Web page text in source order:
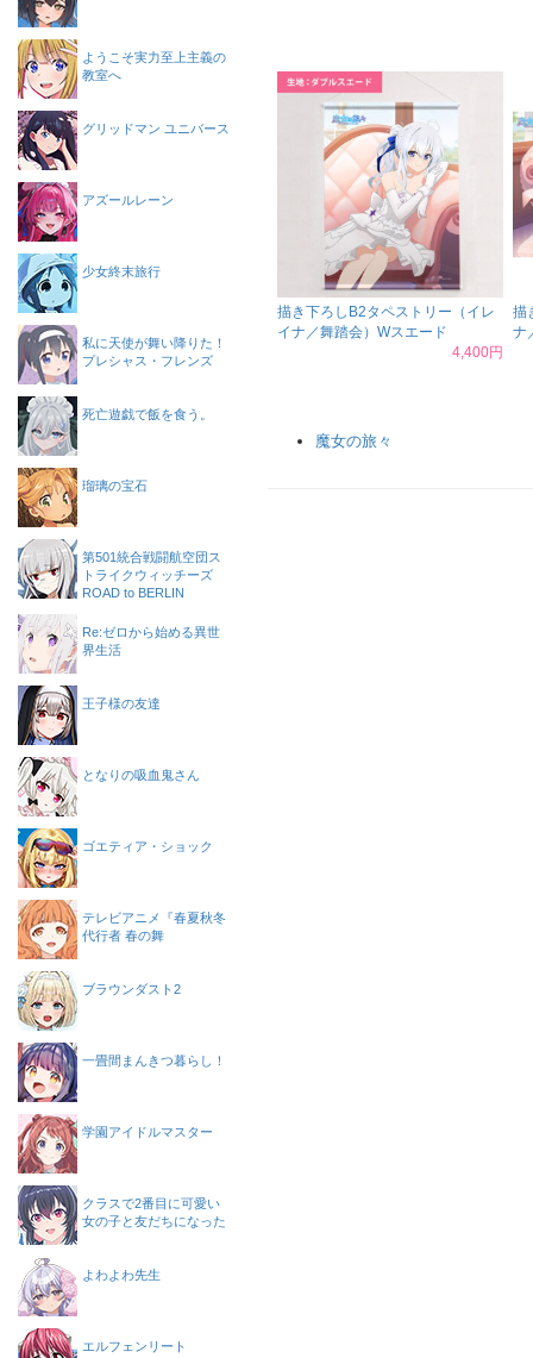
描き下ろしB2タペストリー（イレ
イナ／舞踏会）Wスエード
4,400円
描
ナ
魔女の旅々
ようこそ実力至上主義の
教室へ
グリッドマン ユニバース
アズールレーン
少女終末旅行
私に天使が舞い降りた！
プレシャス・フレンズ
死亡遊戯で飯を食う。
瑠璃の宝石
第501統合戦闘航空団ス
トライクウィッチーズ
ROAD to BERLIN
Re:ゼロから始める異世
界生活
王子様の友達
となりの吸血鬼さん
ゴエティア・ショック
テレビアニメ『春夏秋冬
代行者 春の舞
ブラウンダスト2
一畳間まんきつ暮らし！
学園アイドルマスター
クラスで2番目に可愛い
女の子と友だちになった
よわよわ先生
エルフェンリート